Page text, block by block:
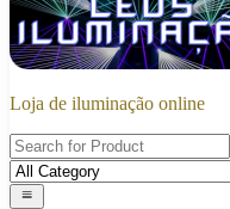
Loja de iluminação online